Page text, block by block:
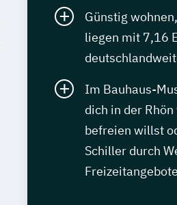
Günstig
liegen mit 7,16
Im Bauhaus-
dich in der
befreien willst
Schiller durch